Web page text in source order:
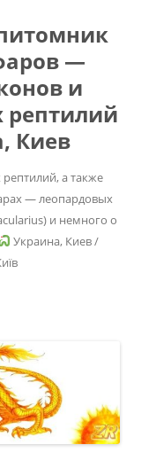
—
и
рептилий
Киев
а также
— леопардовых
и немного о
Украина, Киев /